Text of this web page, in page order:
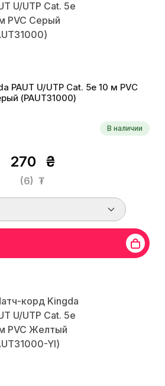
PAUT U/UTP Cat. 5e 10 м PVC
(PAUT31000)
В наличии
270 ₴
(6) ₮